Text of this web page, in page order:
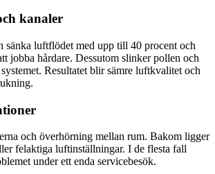
kanaler
sänka luftflödet med upp till 40 procent och
jobba hårdare. Dessutom slinker pollen och
Resultatet blir sämre luftkvalitet och
och överhörning mellan rum. Bakom ligger
felaktiga luftinställningar. I de flesta fall
under ett enda servicebesök.